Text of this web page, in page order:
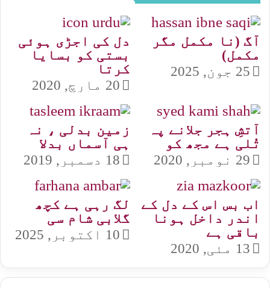
آگ (نا مکمل مگر
مکمل)
25 جون, 2025
دل کی اجڑی ہوئی
بستی کو بسایا
کرتا
20 مارچ, 2020
آتشِ ہجر جلانے پہ
تُلی ہے مجھ کو
29 نومبر, 2020
زمین بدلی ، نہ
ہی آسماں بدلا
18 دسمبر, 2019
اب بس اس کے دل کے
اندر داخل ہونا
باقی ہے
13 مئی, 2020
لگ رہی ہے کچھ
گلابی شام سی
10 اکتوبر, 2025